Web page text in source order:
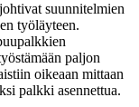
suunnitelmien
työläyteen.
paljon
oikeaan mittaan
palkki asennettua.